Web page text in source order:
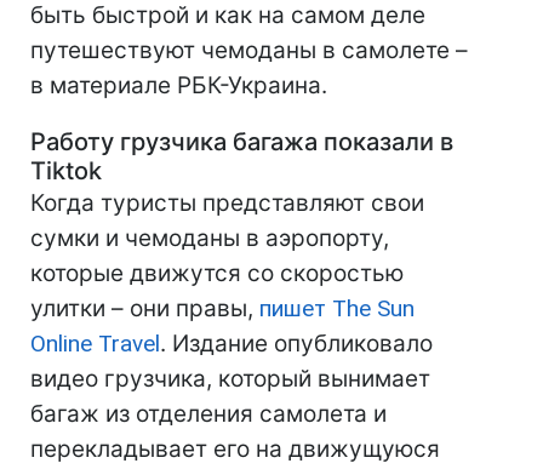
быть быстрой и как на самом деле
путешествуют чемоданы в самолете –
в материале РБК-Украина.
Работу грузчика багажа показали в
Tiktok
Когда туристы представляют свои
сумки и чемоданы в аэропорту,
которые движутся со скоростью
улитки – они правы, пишет The Sun
Online Travel. Издание опубликовало
видео грузчика, который вынимает
багаж из отделения самолета и
перекладывает его на движущуюся